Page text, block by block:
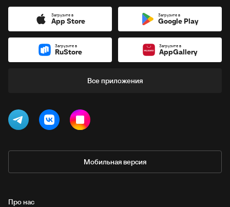
Загрузите в
App Store
Загрузите в
Google Play
Загрузите в
RuStore
Загрузите в
AppGallery
Все приложения
Мобильная версия
Про нас